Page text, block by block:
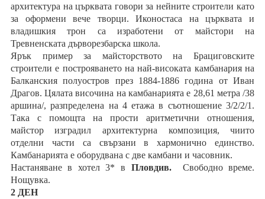
архитектура на църквата говори за нейните строители като
за оформени вече творци. Иконостаса на църквата и
владишкия трон са изработени от майстори на
Тревненската дърворезбарска школа.
Ярък пример за майсторството на Брациговските
строители е построяването на най-високата камбанария на
Балканския полуостров през 1884-1886 година от Иван
Драгов. Цялата височина на камбанарията е 28,61 метра /38
аршина/, разпределена на 4 етажа в съотношение 3/2/2/1.
Така с помощта на прости аритметични отношения,
майстор изградил архитектурна композиция, чиито
отделни части са свързани в хармонично единство.
Камбанарията е оборудвана с две камбани и часовник.
Настаняване в хотел 3* в Пловдив.Свободно време.
Нощувка.
2 ДЕН